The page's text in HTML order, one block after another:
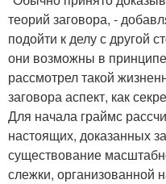
теорий заговора, -
подойти к делу с другой
они возможны в
рассмотрел такой
заговора аспект, как
Для начала граймс
настоящих, доказанных
существование
слежки, организованной